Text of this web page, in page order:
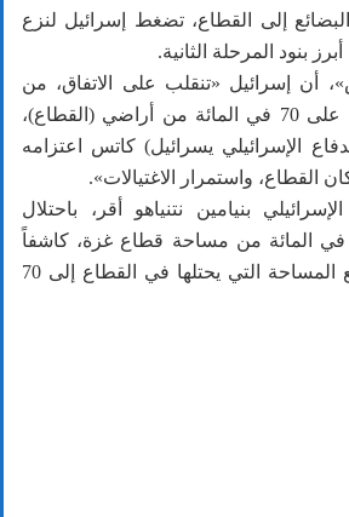
إلى القطاع، تضغط إسرائيل لنزع
بنود المرحلة الثانية.
أن إسرائيل «تنقلب على الاتفاق، من
خلال إعلانها السيطرة على 70 في المائة من أراضي (القطاع)،
الإسرائيلي يسرائيل) كاتس اعتزامه
القطاع، واستمرار الاغتيالات».
بنيامين نتنياهو أقر، باحتلال
الجيش الإسرائيلي 60 في المائة من مساحة قطاع غزة، كاشفاً
عن نية حكومته توسيع المساحة التي يحتلها في القطاع إلى 70